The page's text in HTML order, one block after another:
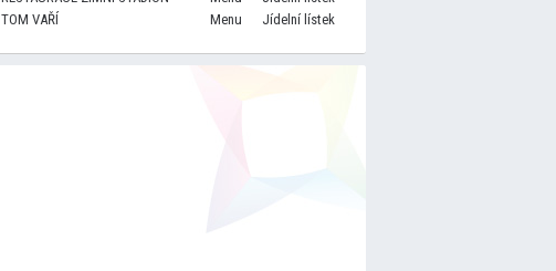
TOM VAŘÍ
Menu Jídelní lístek